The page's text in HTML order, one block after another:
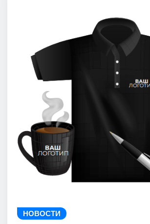
НОВОСТИ